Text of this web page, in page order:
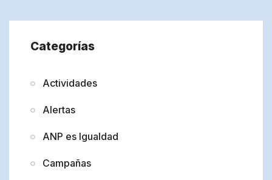
Categorías
Actividades
Alertas
ANP es Igualdad
Campañas